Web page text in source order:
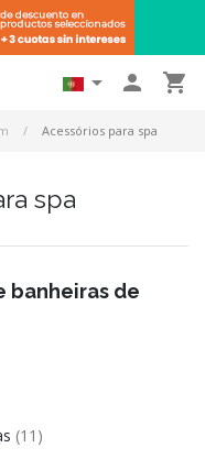
  
Acessórios para spa
spa
banheiras de
(11)